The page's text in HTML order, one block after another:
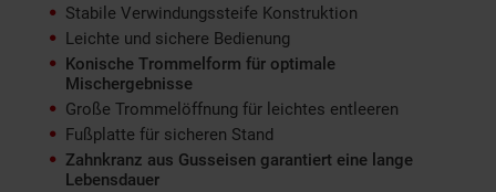
Stabile Verwindungssteife Konstruktion
Leichte und sichere Bedienung
Konische Trommelform für optimale
Mischergebnisse
Große Trommelöffnung für leichtes entleeren
Fußplatte für sicheren Stand
Zahnkranz aus Gusseisen garantiert eine lange
Lebensdauer